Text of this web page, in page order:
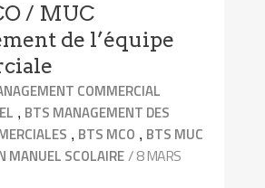
/ MUC
de l’équipe
COMMERCIAL
, BTS MANAGEMENT DES
, BTS MCO , BTS MUC
MANUEL SCOLAIRE/ 8 MARS